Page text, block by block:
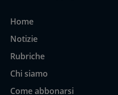
Home
Notizie
Rubriche
Chi siamo
Come abbonarsi